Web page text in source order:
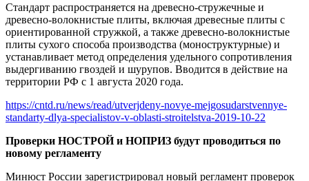
Стандарт распространяется на древесно-стружечные и
древесно-волокнистые плиты, включая древесные плиты с
ориентированной стружкой, а также древесно-волокнистые
плиты сухого способа производства (моноструктурные) и
устанавливает метод определения удельного сопротивления
выдергиванию гвоздей и шурупов. Вводится в действие на
территории РФ с 1 августа 2020 года.
https://cntd.ru/news/read/utverjdeny-novye-mejgosudarstvennye-
standarty-dlya-specialistov-v-oblasti-stroitelstva-2019-10-22
Проверки НОСТРОЙ и НОПРИЗ будут проводиться по
новому регламенту
Минюст России зарегистрировал новый регламент проверок